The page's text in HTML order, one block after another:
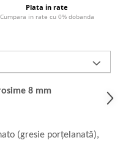
Plata in rate
Cumpara in rate cu 0% dobanda
8 mm
(gresie porțelanată),